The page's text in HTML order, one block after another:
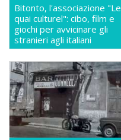
Bitonto, l'associazione "Le
quai culturel": cibo, film e
giochi per avvicinare gli
stranieri agli italiani